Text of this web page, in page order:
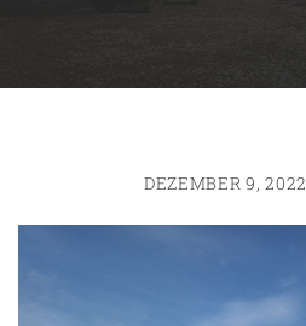
DEZEMBER 9, 2022